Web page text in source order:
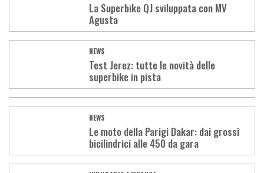
La Superbike QJ sviluppata con MV
Agusta
NEWS
Test Jerez: tutte le novità delle
superbike in pista
NEWS
Le moto della Parigi Dakar: dai grossi
bicilindrici alle 450 da gara